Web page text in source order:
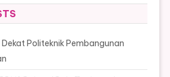
Dekat Politeknik Pembangunan